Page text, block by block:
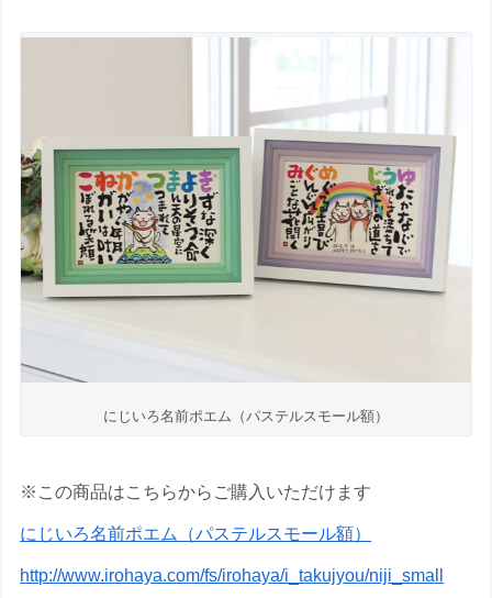
にじいろ名前ポエム（パステルスモール額）
※この商品はこちらからご購入いただけます
にじいろ名前ポエム（パステルスモール額）
http://www.irohaya.com/fs/irohaya/i_takujyou/niji_small